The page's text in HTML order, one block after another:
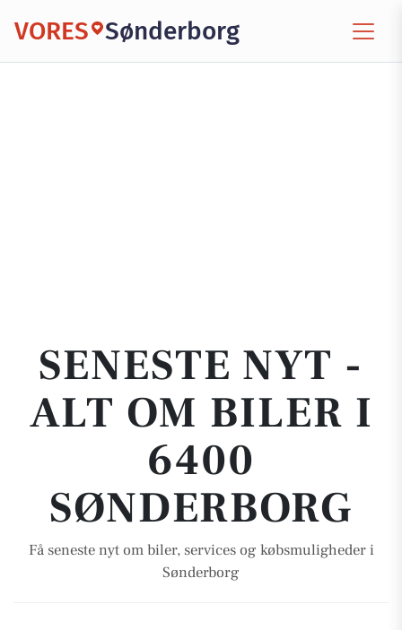
VORES Sønderborg
SENESTE NYT -
ALT OM BILER I
6400
SØNDERBORG
Få seneste nyt om biler, services og købsmuligheder i
Sønderborg